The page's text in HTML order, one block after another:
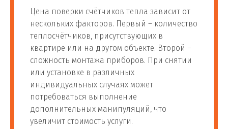
Цена поверки счётчиков тепла зависит от
нескольких факторов. Первый – количество
теплосчётчиков, присутствующих в
квартире или на другом объекте. Второй –
сложность монтажа приборов. При снятии
или установке в различных
индивидуальных случаях может
потребоваться выполнение
дополнительных манипуляций, что
увеличит стоимость услуги.